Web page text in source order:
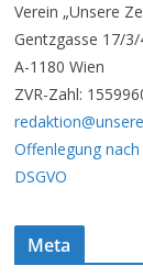
A
r
c
h
i
v
Verein „Unsere
Gentzgasse 17/3/
A-1180 Wien
ZVR-Zahl:
Offenlegung
DSGVO
Meta